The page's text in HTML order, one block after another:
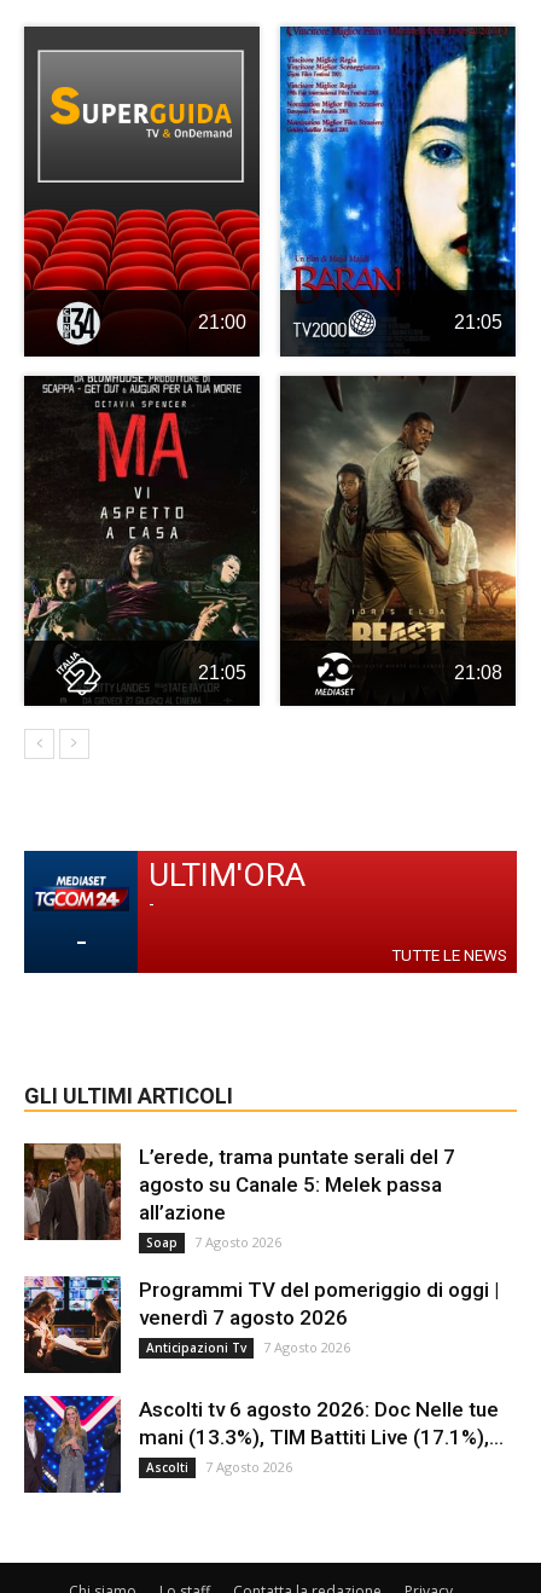
21:00 21:05
21:05 21:08
-
ULTIM'ORA
-
TUTTE LE NEWS
GLI ULTIMI ARTICOLI
L’erede, trama puntate serali del 7
agosto su Canale 5: Melek passa
all’azione
Soap 7 Agosto 2026
Programmi TV del pomeriggio di oggi |
venerdì 7 agosto 2026
Anticipazioni Tv 7 Agosto 2026
Ascolti tv 6 agosto 2026: Doc Nelle tue
mani (13.3%), TIM Battiti Live (17.1%),...
Ascolti 7 Agosto 2026